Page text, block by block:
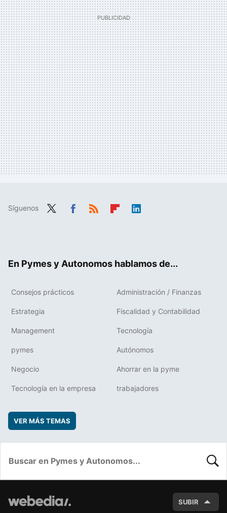
Síguenos
En Pymes y Autonomos hablamos de...
Consejos prácticos Administración / Finanzas
Estrategia Fiscalidad y Contabilidad
Management Tecnología
pymes Autónomos
Negocio Ahorrar en la pyme
Tecnología en la empresa trabajadores
VER MÁS TEMAS
SUBIR